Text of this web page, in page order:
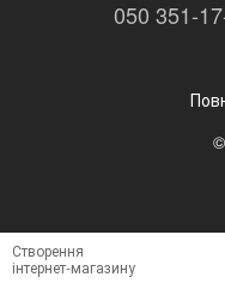
050 351-
Створення
інтернет-магазину